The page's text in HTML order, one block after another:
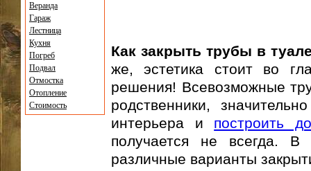
Как закрыть трубы в
же, эстетика стоит во
решения! Всевозможные
родственники,
интерьера и построить
получается не всегда.
различные варианты
Веранда
Гараж
Лестница
Кухня
Погреб
Подвал
Отмостка
Отопление
Стоимость